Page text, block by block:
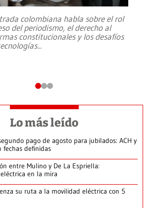
colombiana habla sobre el rol
del periodismo, el derecho al
constitucionales y los desafíos
...
Lo más leído
pago de agosto para jubilados: ACH y
fechas definidas
entre Mulino y De La Espriella:
en la mira
su ruta a la movilidad eléctrica con 5